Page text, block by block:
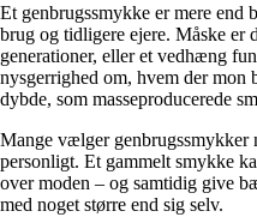
Et genbrugssmykke er mere
brug og tidligere ejere. Måske er
generationer, eller et vedhæng
nysgerrighed om, hvem der mon
dybde, som masseproducerede
Mange vælger genbrugssmykker
personligt. Et gammelt smykke
over moden – og samtidig give
med noget større end sig selv.